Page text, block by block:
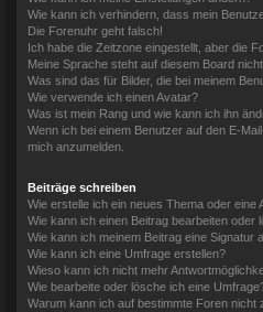
Wie kann ich verhindern, dass mein
Die Forenuhr geht falsch!
Ich habe die Zeitzone eingestellt, aber die
Meine Sprache steht auf diesem Board
Was sind das für Bilder, die bei meinem
Wie verwende ich einen Avatar?
Was ist mein Rang und wie kann ich ihn
Wenn ich bei einem Benutzer auf den E-
mich anzumelden.
Beiträge schreiben
Wie erstelle ich ein neues Thema oder eine
Wie kann ich einen Beitrag bearbeiten oder
Wie kann ich meinem Beitrag eine Signatur
Wie kann ich eine Umfrage erstellen?
Wieso kann ich nicht mehr
Wie bearbeite oder lösche ich eine
Warum kann ich auf bestimmte Foren nicht